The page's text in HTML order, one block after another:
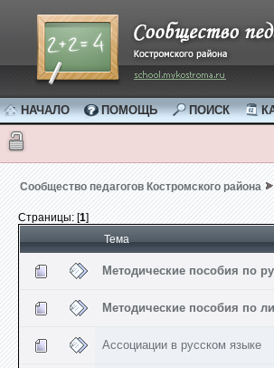
НАЧАЛО ПОМОЩЬ ПОИСК
Сообщество педагогов Костромского района
Страницы: [1]
Тема
Методические пособия по
Методические пособия по
Ассоциации в русском языке